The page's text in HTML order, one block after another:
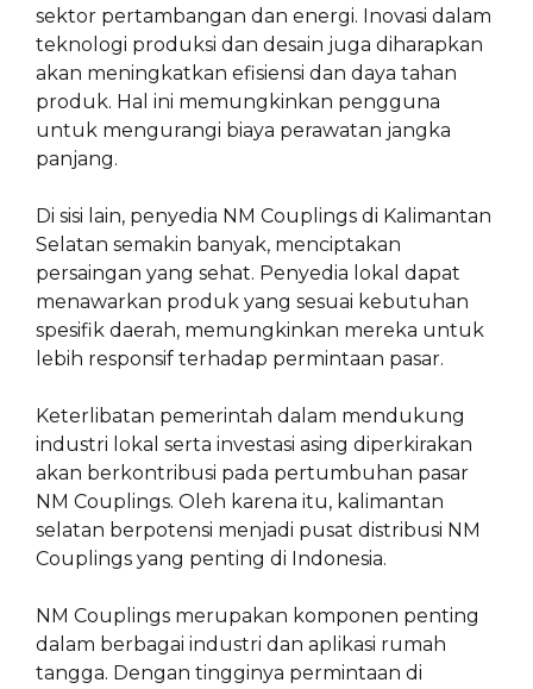
sektor pertambangan dan energi. Inovasi dalam
teknologi produksi dan desain juga diharapkan
akan meningkatkan efisiensi dan daya tahan
produk. Hal ini memungkinkan pengguna
untuk mengurangi biaya perawatan jangka
panjang.
Di sisi lain, penyedia NM Couplings di Kalimantan
Selatan semakin banyak, menciptakan
persaingan yang sehat. Penyedia lokal dapat
menawarkan produk yang sesuai kebutuhan
spesifik daerah, memungkinkan mereka untuk
lebih responsif terhadap permintaan pasar.
Keterlibatan pemerintah dalam mendukung
industri lokal serta investasi asing diperkirakan
akan berkontribusi pada pertumbuhan pasar
NM Couplings. Oleh karena itu, kalimantan
selatan berpotensi menjadi pusat distribusi NM
Couplings yang penting di Indonesia.
NM Couplings merupakan komponen penting
dalam berbagai industri dan aplikasi rumah
tangga. Dengan tingginya permintaan di